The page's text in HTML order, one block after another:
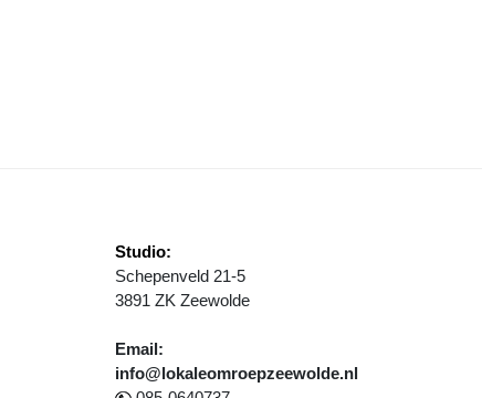
OP VAKANTIEPARK HORSTERWOLD
Studio:
Schepenveld 21-5
3891 ZK Zeewolde
Email:
info@lokaleomroepzeewolde.nl